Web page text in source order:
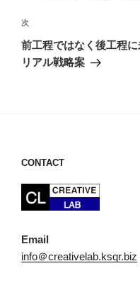
ビ
ゲ
ー
稿
次
の
投
次
前工程ではなく後工程
リアル戦略案
CONTACT
Email
info＠creativelab.ksqr.biz